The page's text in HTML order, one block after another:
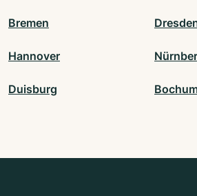
Bremen
Hannover
Duisburg